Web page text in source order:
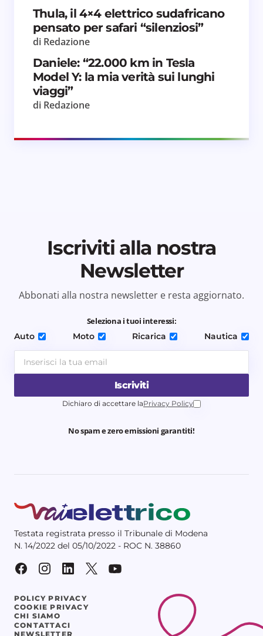
Thula, il 4×4 elettrico sudafricano
pensato per safari “silenziosi”
di Redazione
Daniele: “22.000 km in Tesla
Model Y: la mia verità sui lunghi
viaggi”
di Redazione
Iscriviti alla nostra
Newsletter
Abbonati alla nostra newsletter e resta aggiornato.
Seleziona i tuoi interessi:
Auto
Moto Ricarica Nautica
Iscriviti
Dichiaro di accettare laPrivacy Policy
No spam e zero emissioni garantiti!
Testata registrata presso il Tribunale di Modena
N. 14/2022 del 05/10/2022 - ROC N. 38860
POLICY PRIVACY
COOKIE PRIVACY
CHI SIAMO
CONTATTACI
NEWSLETTER